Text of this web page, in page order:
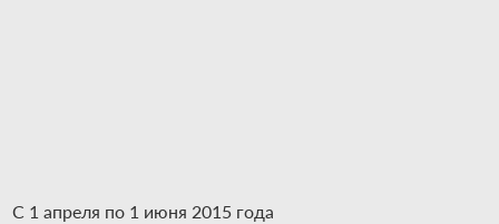
С 1 апреля по 1 июня 2015 года